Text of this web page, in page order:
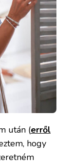
után (erről
hogy